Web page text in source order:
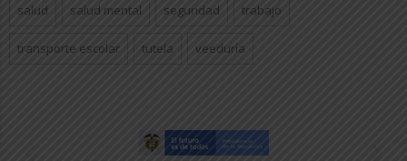
salud salud mental seguridad trabajo
transporte escolar tutela veeduría